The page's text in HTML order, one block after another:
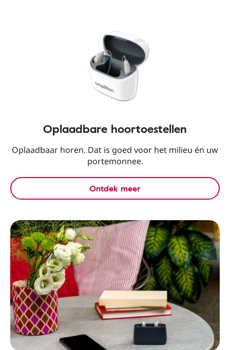
Oplaadbare hoortoestellen
Oplaadbaar horen. Dat is goed voor het milieu én uw
portemonnee.
Ontdek meer